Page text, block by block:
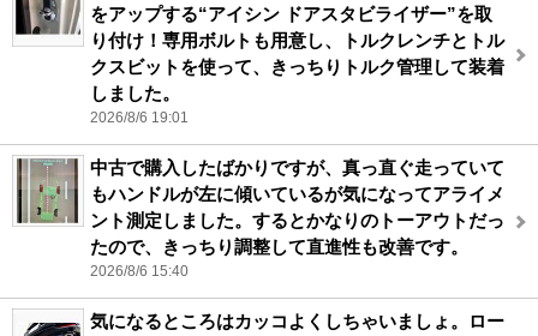
をアップする“アイシン ドアスタビライザー”を取
り付け！専用ボルトも用意し、トルクレンチとトル
クスビットを使って、きっちりトルク管理して装着
しました。
2026/8/6 19:01
中古で購入したばかりですが、真っ直ぐ走っていて
もハンドルが左に傾いているが気になってアライメ
ント測定しました。するとかなりのトーアウトだっ
たので、きっちり調整して直進性も改善です。
2026/8/6 15:40
気になるところはカッコよくしちゃいましょ。ロー